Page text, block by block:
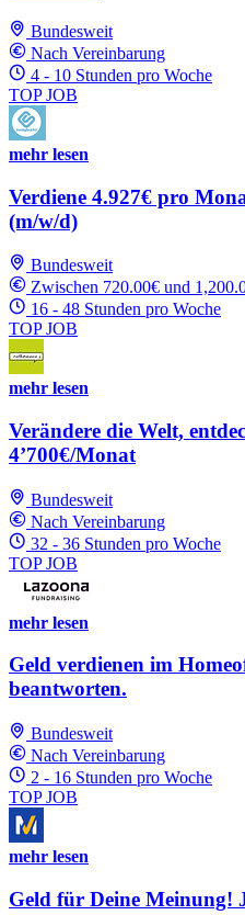
Bundesweit
Nach Vereinbarung
4 - 10 Stunden pro Woche
TOP JOB
mehr lesen
Verdiene 4.927€ pro
(m/w/d)
Bundesweit
Zwischen 720.00€ und
16 - 48 Stunden pro Woche
TOP JOB
mehr lesen
Verändere die Welt,
4’700€/Monat
Bundesweit
Nach Vereinbarung
32 - 36 Stunden pro Woche
TOP JOB
mehr lesen
Geld verdienen im
beantworten.
Bundesweit
Nach Vereinbarung
2 - 16 Stunden pro Woche
TOP JOB
mehr lesen
Geld für Deine Meinung!